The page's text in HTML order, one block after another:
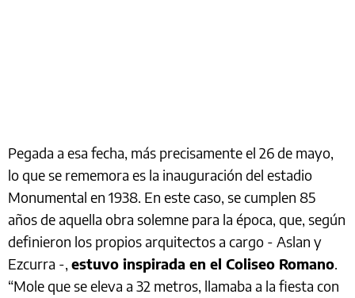
Pegada a esa fecha, más precisamente el 26 de mayo,
lo que se rememora es la inauguración del estadio
Monumental en 1938. En este caso, se cumplen 85
años de aquella obra solemne para la época, que, según
definieron los propios arquitectos a cargo - Aslan y
Ezcurra -, estuvo inspirada en el Coliseo Romano.
“Mole que se eleva a 32 metros, llamaba a la fiesta con